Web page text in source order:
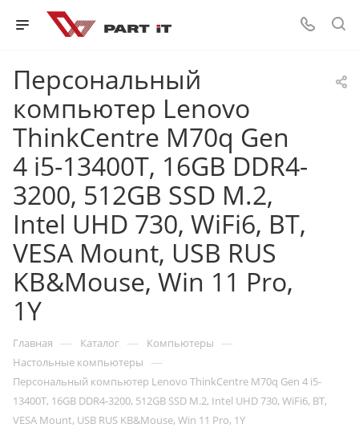
Персональный
компьютер Lenovo
ThinkCentre M70q Gen
4 i5-13400T, 16GB DDR4-
3200, 512GB SSD M.2,
Intel UHD 730, WiFi6, BT,
VESA Mount, USB RUS
KB&Mouse, Win 11 Pro,
1Y
Главная — Каталог — Компьютеры —
Настольные компьютеры —
Персональный компьютер Lenovo ThinkCentre M70q Gen 4 i5-
13400T, 16GB DDR4-3200, 512GB SSD M.2, Intel UHD 730, WiFi6, BT,
VESA Mount, USB RUS KB&Mouse, Win 11 Pro, 1Y